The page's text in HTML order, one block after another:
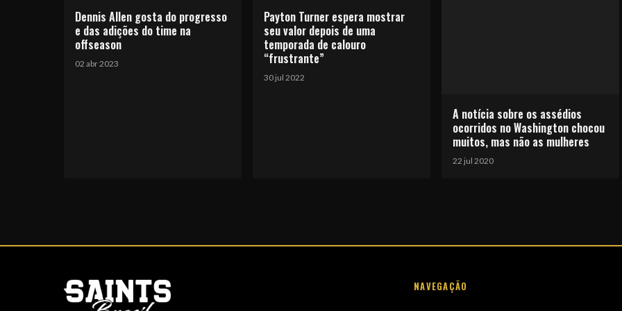
Dennis Allen gosta do progresso
e das adições do time na
offseason
02 abr 2023
Payton Turner espera mostrar
seu valor depois de uma
temporada de calouro
“frustrante”
30 jul 2022
A notícia sobre os assédios
ocorridos no Washington chocou
muitos, mas não as mulheres
22 jul 2020
NAVEGAÇÃO